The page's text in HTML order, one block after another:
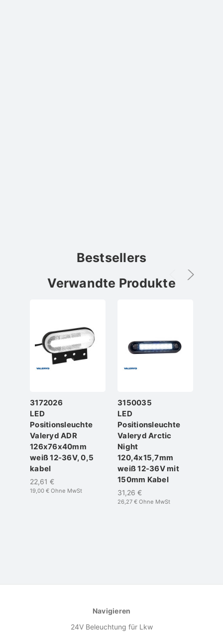
Bestsellers
Verwandte Produkte
3172026
LED
Positionsleuchte
Valeryd ADR
126x76x40mm
weiß 12-36V, 0,5
kabel
22,61 €
19,00 € Ohne MwSt
3150035
LED
Positionsleuchte
Valeryd Arctic
Night
120,4x15,7mm
weiß 12-36V mit
150mm Kabel
31,26 €
26,27 € Ohne MwSt
Navigieren
24V Beleuchtung für Lkw